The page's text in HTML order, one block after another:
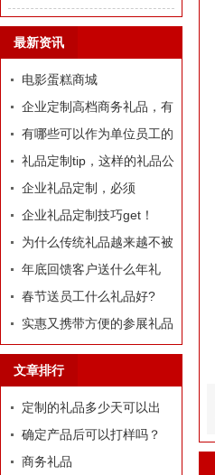
最新资讯
电影蛋糕商城
企业定制高档商务礼品，有
哪些推荐？
有哪些可以作为单位员工的
定制礼品？
礼品定制tip，这样的礼品公
司我才爱！
企业礼品定制，必须
有“里”、有“面”
企业礼品定制技巧get！
为什么传统礼品越来越不被
选择了
年底回馈客户送什么年礼
好?
春节送员工什么礼品好?
实惠又携带方便的参展礼品
文章排行
定制的礼品多少天可以出
货？
确定产品后可以打样吗？
商务礼品